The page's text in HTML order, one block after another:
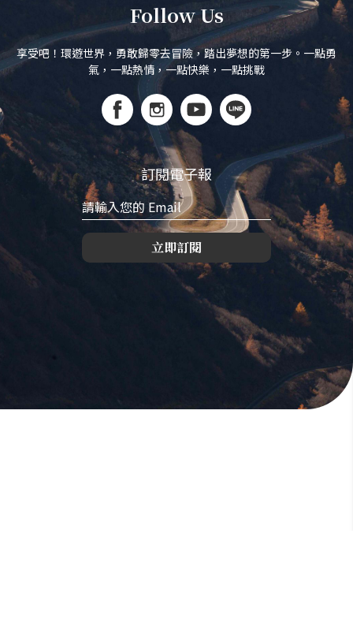
Follow Us
享受吧！環遊世界，勇敢歸零去冒險，踏出夢想的第一步。一點勇
氣，一點熱情，一點快樂，一點挑戰
訂閱電子報
立即訂閱